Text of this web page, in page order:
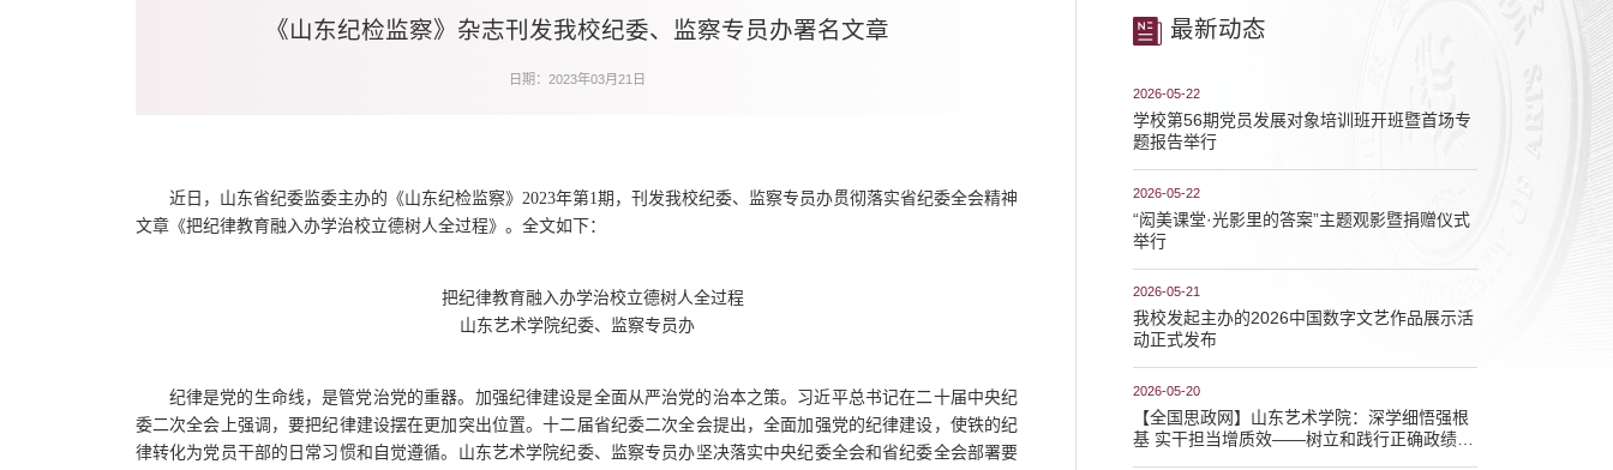
《山东纪检监察》杂志刊发我校纪委、监察专员办署名文章
日期：2023年03月21日
近日，山东省纪委监委主办的《山东纪检监察》2023年第1期，刊发我校纪委、监察专员办贯彻落实省纪委全会精神
文章《把纪律教育融入办学治校立德树人全过程》。全文如下：
把纪律教育融入办学治校立德树人全过程
山东艺术学院纪委、监察专员办
纪律是党的生命线，是管党治党的重器。加强纪律建设是全面从严治党的治本之策。习近平总书记在二十届中央纪
委二次全会上强调，要把纪律建设摆在更加突出位置。十二届省纪委二次全会提出，全面加强党的纪律建设，使铁的纪
律转化为党员干部的日常习惯和自觉遵循。山东艺术学院纪委、监察专员办坚决落实中央纪委全会和省纪委全会部署要
最新动态
2026-05-22
学校第56期党员发展对象培训班开班暨首场专
题报告举行
2026-05-22
“闳美课堂·光影里的答案”主题观影暨捐赠仪式
举行
2026-05-21
我校发起主办的2026中国数字文艺作品展示活
动正式发布
2026-05-20
【全国思政网】山东艺术学院：深学细悟强根
基 实干担当增质效——树立和践行正确政绩观